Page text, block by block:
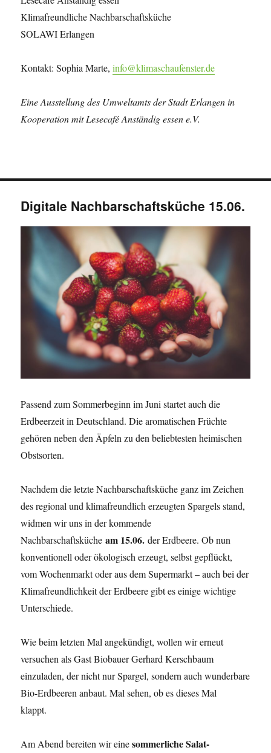
Klimafreundliche Nachbarschaftsküche
SOLAWI Erlangen
Kontakt: Sophia Marte,info@klimaschaufenster.de
Eine Ausstellung des Umweltamts der Stadt Erlangen in
Kooperation mit Lesecafé Anständig essen e.V.
Digitale Nachbarschaftsküche 15.06.
Passend zum Sommerbeginn im Juni startet auch die
Erdbeerzeit in Deutschland. Die aromatischen Früchte
gehören neben den Äpfeln zu den beliebtesten heimischen
Obstsorten.
Nachdem die letzte Nachbarschaftsküche ganz im Zeichen
des regional und klimafreundlich erzeugten Spargels stand,
widmen wir uns in der kommende
Nachbarschaftskücheam 15.06. der Erdbeere. Ob nun
konventionell oder ökologisch erzeugt, selbst gepflückt,
vom Wochenmarkt oder aus dem Supermarkt – auch bei der
Klimafreundlichkeit der Erdbeere gibt es einige wichtige
Unterschiede.
Wie beim letzten Mal angekündigt, wollen wir erneut
versuchen als Gast Biobauer Gerhard Kerschbaum
einzuladen, der nicht nur Spargel, sondern auch wunderbare
Bio-Erdbeeren anbaut. Mal sehen, ob es dieses Mal
klappt.
Am Abend bereiten wir einesommerliche Salat-